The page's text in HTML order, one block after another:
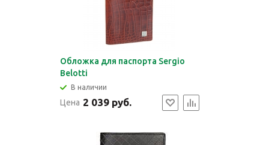
Обложка для паспорта Sergio
Belotti
В наличии
Цена 2 039 руб.